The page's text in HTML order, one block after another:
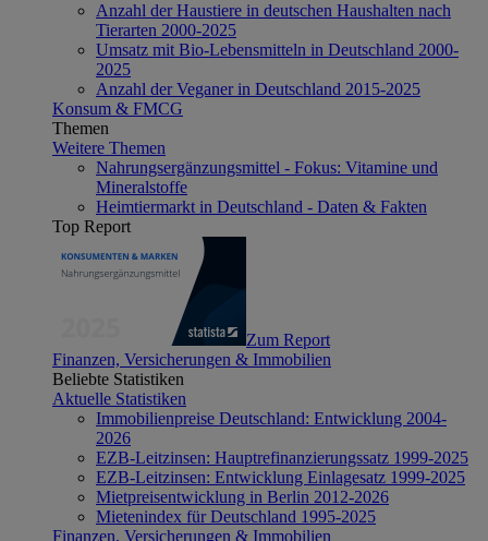
Anzahl der Haustiere in deutschen Haushalten nach
Tierarten 2000-2025
Umsatz mit Bio-Lebensmitteln in Deutschland 2000-
2025
Anzahl der Veganer in Deutschland 2015-2025
Konsum & FMCG
Themen
Weitere Themen
Nahrungsergänzungsmittel - Fokus: Vitamine und
Mineralstoffe
Heimtiermarkt in Deutschland - Daten & Fakten
Top Report
Zum Report
Finanzen, Versicherungen & Immobilien
Beliebte Statistiken
Aktuelle Statistiken
Immobilienpreise Deutschland: Entwicklung 2004-
2026
EZB-Leitzinsen: Hauptrefinanzierungssatz 1999-2025
EZB-Leitzinsen: Entwicklung Einlagesatz 1999-2025
Mietpreisentwicklung in Berlin 2012-2026
Mietenindex für Deutschland 1995-2025
Finanzen, Versicherungen & Immobilien